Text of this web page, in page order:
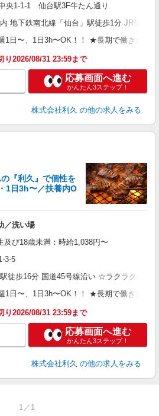
央1-1-1 仙台駅3F牛たん通り
地下鉄南北線「仙台」駅徒歩1分 JR仙石
1日〜、1日3h〜OK！！ ★長期で働きたい
り2026/08/31 23:59まで
応募画面へ進む
かんたん3ステップ！
株式会社利久 の他の求人をみる
『利久』で個性を
1日3h〜／扶養内O
／洗い場
及び18歳未満：時給1,038円〜
3-5
徒歩16分 国道45号線沿い ☆ラクラクの車
1日〜、1日3h〜OK！！ ★長期で働きたい
り2026/08/31 23:59まで
応募画面へ進む
かんたん3ステップ！
株式会社利久 の他の求人をみる
1／1